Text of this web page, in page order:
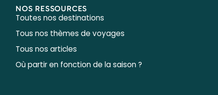
NOS RESSOURCES
Toutes nos destinations
Tous nos thèmes de voyages
Tous nos articles
Où partir en fonction de la saison ?